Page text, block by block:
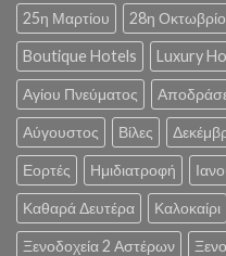
25η Μαρτίου 28η
Boutique Hotels Luxury
Αγίου Πνεύματος
Αύγουστος Βίλες
Εορτές Ημιδιατροφή
Καθαρά Δευτέρα Καλοκαίρι
Ξενοδοχεία 2 Αστέρων